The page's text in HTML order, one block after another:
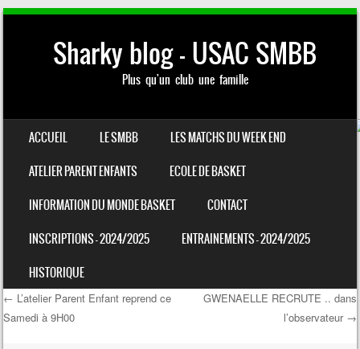
Sharky blog – USAC SMBB
Plus qu'un club une famille
MENU
SKIP TO CONTENT
ACCUEIL LE SMBB
LES MATCHS DU WEEK END
ATELIER PARENT ENFANTS
ECOLE DE BASKET
INFORMATION DU MONDE BASKET
CONTACT
INSCRIPTIONS – 2024/2025
ENTRAINEMENTS – 2024/2025
HISTORIQUE
Post navigation
← L’atelier Parent Enfant reprend ce
Samedi à 9H00
GWENAELLE RECRUTE .. dans
l’observateur →